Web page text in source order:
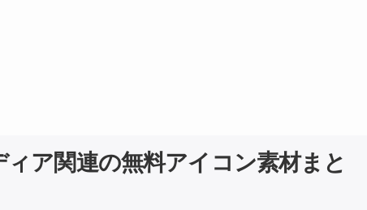
ア関連の無料アイコン素材まと